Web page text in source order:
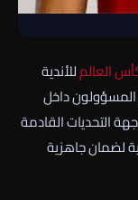
العالمللأندية
داخل
التحديات القادمة
لضمان جاهزية